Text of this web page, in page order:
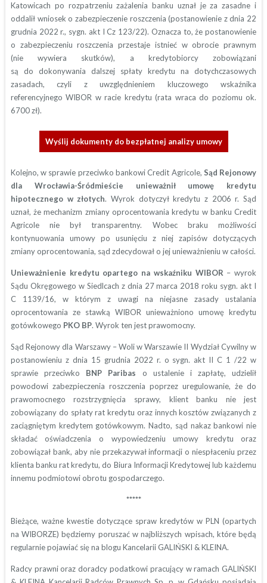
Katowicach po rozpatrzeniu zażalenia banku uznał je za zasadne i
oddalił wniosek o zabezpieczenie roszczenia (postanowienie z dnia 22
grudnia 2022 r., sygn. akt I Cz 123/22). Oznacza to, że postanowienie
o zabezpieczeniu roszczenia przestaje istnieć w obrocie prawnym
(nie wywiera skutków), a kredytobiorcy zobowiązani
są do dokonywania dalszej spłaty kredytu na dotychczasowych
zasadach, czyli z uwzględnieniem kluczowego wskaźnika
referencyjnego WIBOR w racie kredytu (rata wraca do poziomu ok.
6700 zł).
Wyślij dokumenty do bezpłatnej analizy umowy
Kolejno, w sprawie przeciwko bankowi Credit Agricole, Sąd Rejonowy
dla Wrocławia-Śródmieście unieważnił umowę kredytu
hipotecznego w złotych. Wyrok dotyczył kredytu z 2006 r. Sąd
uznał, że mechanizm zmiany oprocentowania kredytu w banku Credit
Agricole nie był transparentny. Wobec braku możliwości
kontynuowania umowy po usunięciu z niej zapisów dotyczących
zmiany oprocentowania, sąd zdecydował o jej unieważnieniu w całości.
Unieważnienie kredytu opartego na wskaźniku WIBOR– wyrok
Sądu Okręgowego w Siedlcach z dnia 27 marca 2018 roku sygn. akt I
C 1139/16, w którym z uwagi na niejasne zasady ustalania
oprocentowania ze stawką WIBOR unieważniono umowę kredytu
gotówkowego PKO BP. Wyrok ten jest prawomocny.
Sąd Rejonowy dla Warszawy – Woli w Warszawie II Wydział Cywilny w
postanowieniu z dnia 15 grudnia 2022 r. o sygn. akt II C 1 /22 w
sprawie przeciwko BNP Paribas o ustalenie i zapłatę, udzielił
powodowi zabezpieczenia roszczenia poprzez uregulowanie, że do
prawomocnego rozstrzygnięcia sprawy, klient banku nie jest
zobowiązany do spłaty rat kredytu oraz innych kosztów związanych z
zaciągniętym kredytem gotówkowym. Nadto, sąd nakaz bankowi nie
składać oświadczenia o wypowiedzeniu umowy kredytu oraz
zobowiązał bank, aby nie przekazywał informacji o niespłaceniu przez
klienta banku rat kredytu, do Biura Informacji Kredytowej lub każdemu
innemu podmiotowi obrotu gospodarczego.
*****
Bieżące, ważne kwestie dotyczące spraw kredytów w PLN (opartych
na WIBORZE) będziemy poruszać w najbliższych wpisach, które będą
regularnie pojawiać się na blogu Kancelarii GALIŃSKI & KLEINA.
Radcy prawni oraz doradcy podatkowi pracujący w ramach GALIŃSKI